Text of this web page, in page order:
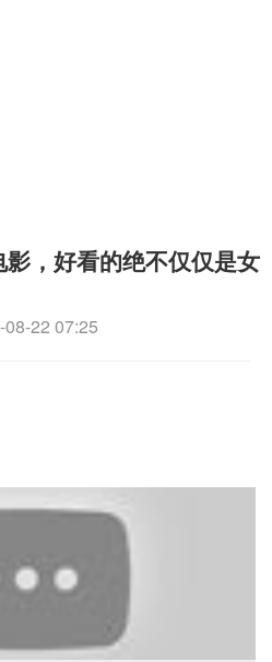
影，好看的绝不仅仅是女
22 07:25